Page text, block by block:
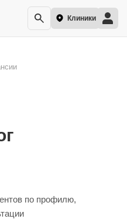
Клиники
по профилю,